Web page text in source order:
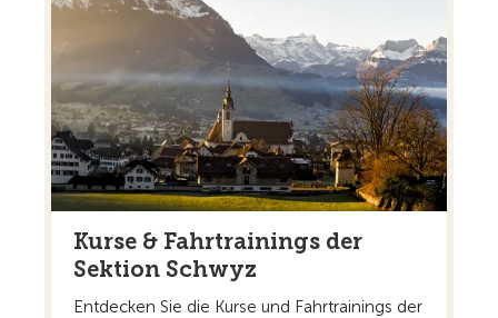
Kurse & Fahrtrainings der
Sektion Schwyz
Entdecken Sie die Kurse und Fahrtrainings der